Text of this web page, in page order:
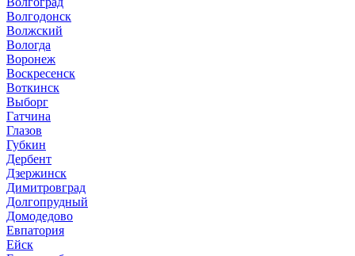
Волгодонск
Волжский
Вологда
Воронеж
Воскресенск
Воткинск
Выборг
Гатчина
Глазов
Губкин
Дербент
Дзержинск
Димитровград
Долгопрудный
Домодедово
Евпатория
Ейск